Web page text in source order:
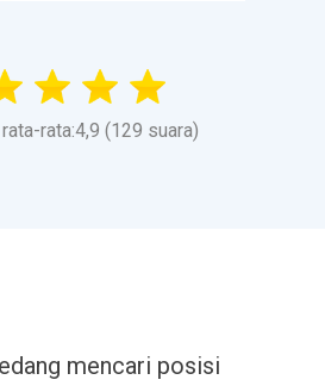
rata:4,9 (129 suara)
mencari posisi